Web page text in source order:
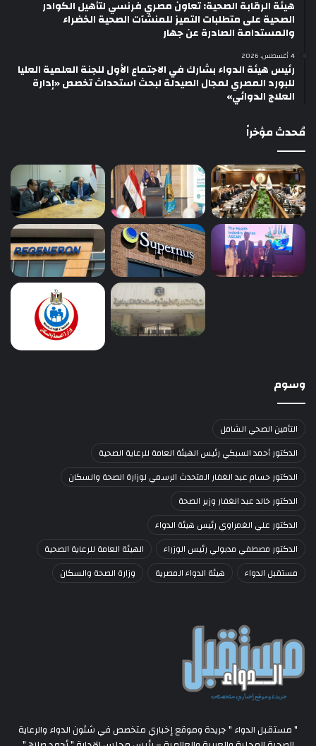
هيئة الرقابة الصحية: تعاون مصري فرنسي لتأهيل الكوادر
الصحية على متطلبات التميز للمنشآت الصحية الخضراء
والمستدامة الصادرة عن جهار
4 أغسطس، 2026
رئيس هيئة الدواء بشارك في الاجتماع الأول للجنة العلمية العليا
للبورد المصري لمجال الصيدلة لبحث استحداث تخصص «إدارة
العلاج الدوائي»
مُحدث مؤخراً
وسوم
التأمين الصحي الشامل
الدكتور أحمد السبكي رئيس الهيئة العامة للرعاية الصحية
الدكتور حسام عبد الغفار المتحدث الرسمي لوزارة الصحة والسكان
الدكتور خالد عبد الغفار وزير الصحة
الدكتور علي الغمراوي رئيس هيئة الدواء
الدكتور مصطفي مدبولي رئيس الوزراء
الهيئة العامة للرعاية الصحية
مستقبل الدواء
هيئة الدواء المصرية وزارة الصحة والسكان
" مستقبل الدواء " جريدة وموقع إخباري متخصص في شئون الدواء والرعاية